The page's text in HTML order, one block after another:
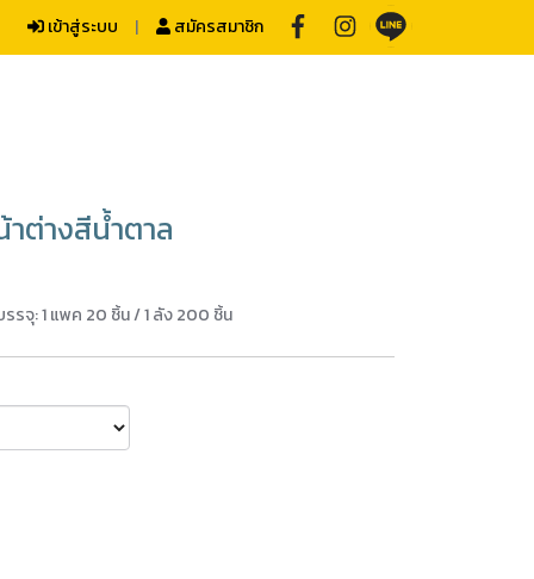
เข้าสู่ระบบ สมัครสมาชิก
ต่างสีน้ำตาล
รรจุ: 1 แพค 20 ชิ้น / 1 ลัง 200 ชิ้น